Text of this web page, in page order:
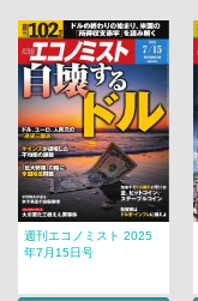
週刊エコノミスト 2025
年7月15日号